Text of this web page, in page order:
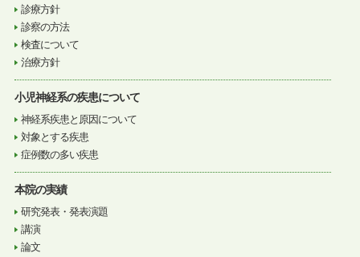
診療方針
診察の方法
検査について
治療方針
小児神経系の疾患について
神経系疾患と原因について
対象とする疾患
症例数の多い疾患
本院の実績
研究発表・発表演題
講演
論文